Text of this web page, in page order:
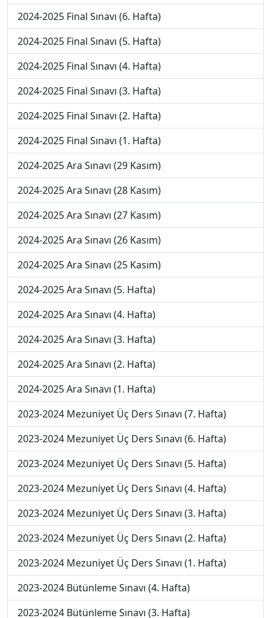
2024-2025 Final Sınavı (6. Hafta)
2024-2025 Final Sınavı (5. Hafta)
2024-2025 Final Sınavı (4. Hafta)
2024-2025 Final Sınavı (3. Hafta)
2024-2025 Final Sınavı (2. Hafta)
2024-2025 Final Sınavı (1. Hafta)
2024-2025 Ara Sınavı (29 Kasım)
2024-2025 Ara Sınavı (28 Kasım)
2024-2025 Ara Sınavı (27 Kasım)
2024-2025 Ara Sınavı (26 Kasım)
2024-2025 Ara Sınavı (25 Kasım)
2024-2025 Ara Sınavı (5. Hafta)
2024-2025 Ara Sınavı (4. Hafta)
2024-2025 Ara Sınavı (3. Hafta)
2024-2025 Ara Sınavı (2. Hafta)
2024-2025 Ara Sınavı (1. Hafta)
2023-2024 Mezuniyet Üç Ders Sınavı (7. Hafta)
2023-2024 Mezuniyet Üç Ders Sınavı (6. Hafta)
2023-2024 Mezuniyet Üç Ders Sınavı (5. Hafta)
2023-2024 Mezuniyet Üç Ders Sınavı (4. Hafta)
2023-2024 Mezuniyet Üç Ders Sınavı (3. Hafta)
2023-2024 Mezuniyet Üç Ders Sınavı (2. Hafta)
2023-2024 Mezuniyet Üç Ders Sınavı (1. Hafta)
2023-2024 Bütünleme Sınavı (4. Hafta)
2023-2024 Bütünleme Sınavı (3. Hafta)